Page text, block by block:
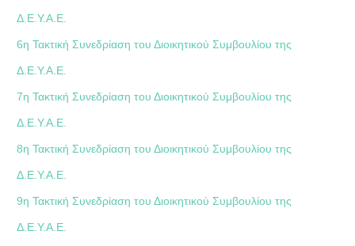
Δ.Ε.Υ.Α.Ε.
6η Τακτική Συνεδρίαση του Διοικητικού Συμβουλίου της
Δ.Ε.Υ.Α.Ε.
7η Τακτική Συνεδρίαση του Διοικητικού Συμβουλίου της
Δ.Ε.Υ.Α.Ε.
8η Τακτική Συνεδρίαση του Διοικητικού Συμβουλίου της
Δ.Ε.Υ.Α.Ε.
9η Τακτική Συνεδρίαση του Διοικητικού Συμβουλίου της
Δ.Ε.Υ.Α.Ε.